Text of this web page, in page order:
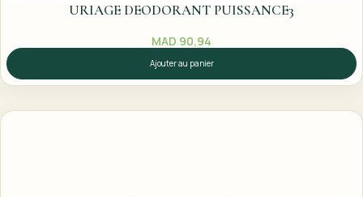
URIAGE DEODORANT PUISSANCE3
MAD 90,94
Ajouter au panier